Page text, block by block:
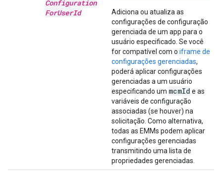
Configuration
ForUserId
Adiciona ou atualiza as
configurações de configuração
gerenciada de um app para o
usuário especificado. Se você
for compatível com o iframe de
configurações gerenciadas,
poderá aplicar configurações
gerenciadas a um usuário
especificando um mcmId e as
variáveis de configuração
associadas (se houver) na
solicitação. Como alternativa,
todas as EMMs podem aplicar
configurações gerenciadas
transmitindo uma lista de
propriedades gerenciadas.